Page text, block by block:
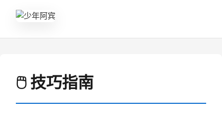
🖱️ 技巧指南